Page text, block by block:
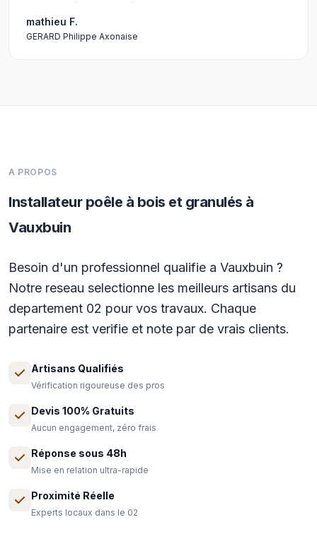
mathieu F.
GERARD Philippe Axonaise
A PROPOS
Installateur poêle à bois et granulés à
Vauxbuin
Besoin d'un professionnel qualifie a Vauxbuin ?
Notre reseau selectionne les meilleurs artisans du
departement 02 pour vos travaux. Chaque
partenaire est verifie et note par de vrais clients.
Artisans Qualifiés
Vérification rigoureuse des pros
Devis 100% Gratuits
Aucun engagement, zéro frais
Réponse sous 48h
Mise en relation ultra-rapide
Proximité Réelle
Experts locaux dans le 02